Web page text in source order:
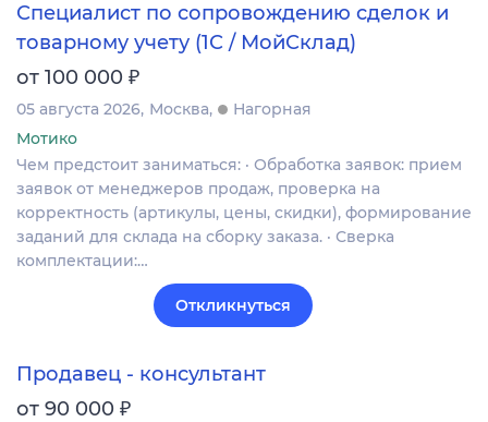
Специалист по сопровождению сделок и
товарному учету (1С / МойСклад)
от 100 000 ₽
05 августа 2026 Москва
Нагорная
Мотико
Чем предстоит заниматься: · Обработка заявок: прием
заявок от менеджеров продаж, проверка на
корректность (артикулы, цены, скидки), формирование
заданий для склада на сборку заказа. · Сверка
комплектации:…
Откликнуться
Продавец - консультант
от 90 000 ₽